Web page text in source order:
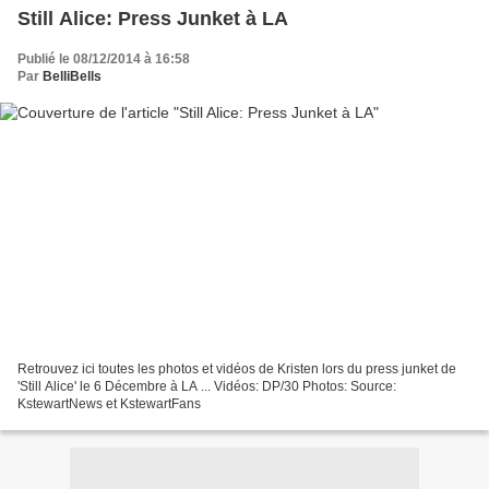
Still Alice: Press Junket à LA
Publié le 08/12/2014 à 16:58
Par BelliBells
Retrouvez ici toutes les photos et vidéos de Kristen lors du press junket de
'Still Alice' le 6 Décembre à LA ... Vidéos: DP/30 Photos: Source:
KstewartNews et KstewartFans